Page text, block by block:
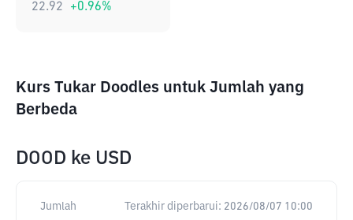
22.92 +0.96%
Kurs Tukar Doodles untuk Jumlah yang
Berbeda
DOOD ke USD
Jumlah Terakhir diperbarui: 2026/08/07 10:00